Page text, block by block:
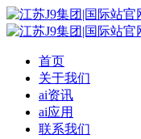
首页
关于我们
ai资讯
ai应用
联系我们